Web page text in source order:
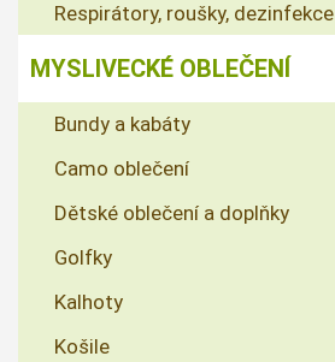
Respirátory, roušky, dezinfekce
MYSLIVECKÉ OBLEČENÍ
Bundy a kabáty
Camo oblečení
Dětské oblečení a doplňky
Golfky
Kalhoty
Košile